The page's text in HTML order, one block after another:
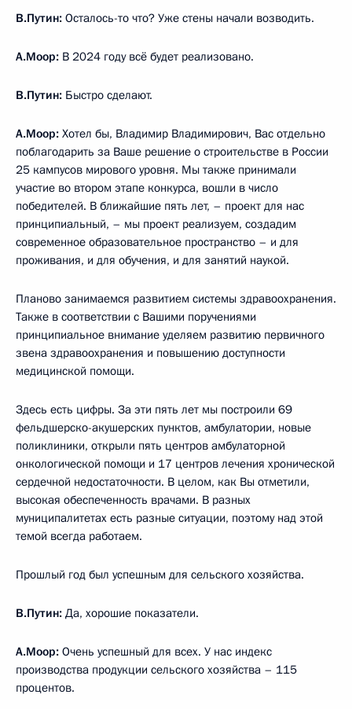
В.Путин: Осталось-то что? Уже стены начали возводить.
А.Моор: В 2024 году всё будет реализовано.
В.Путин: Быстро сделают.
А.Моор: Хотел бы, Владимир Владимирович, Вас отдельно
поблагодарить за Ваше решение о строительстве в России
25 кампусов мирового уровня. Мы также принимали
участие во втором этапе конкурса, вошли в число
победителей. В ближайшие пять лет, – проект для нас
принципиальный, – мы проект реализуем, создадим
современное образовательное пространство – и для
проживания, и для обучения, и для занятий наукой.
Планово занимаемся развитием системы здравоохранения.
Также в соответствии с Вашими поручениями
принципиальное внимание уделяем развитию первичного
звена здравоохранения и повышению доступности
медицинской помощи.
Здесь есть цифры. За эти пять лет мы построили 69
фельдшерско-акушерских пунктов, амбулатории, новые
поликлиники, открыли пять центров амбулаторной
онкологической помощи и 17 центров лечения хронической
сердечной недостаточности. В целом, как Вы отметили,
высокая обеспеченность врачами. В разных
муниципалитетах есть разные ситуации, поэтому над этой
темой всегда работаем.
Прошлый год был успешным для сельского хозяйства.
В.Путин: Да, хорошие показатели.
А.Моор: Очень успешный для всех. У нас индекс
производства продукции сельского хозяйства – 115
процентов.